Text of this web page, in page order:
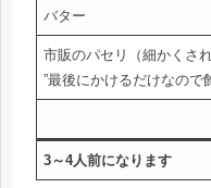
バター
市販のパセリ（細かくさ
”最後にかけるだけなので
3～4人前になります